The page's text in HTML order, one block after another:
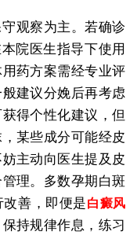
观察为主。若确诊
院医生指导下使用
药方案需经专业评
建议分娩后再考虑
得个性化建议，但
某些成分可能经皮
主动向医生提及皮
理。多数孕期白斑
善，即便是白癜风
持规律作息，练习